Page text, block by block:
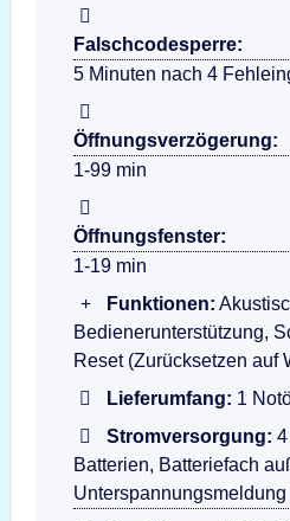
Falschcodesperre:
5 Minuten nach 4
Öffnungsverzögerung:
1-99 min
Öffnungsfenster:
1-19 min
Funktionen:
Bedienerunterstützung,
Reset (Zurücksetzen auf
Lieferumfang: 1
Stromversorgung:
Batterien, Batteriefach
Unterspannungsmeldung